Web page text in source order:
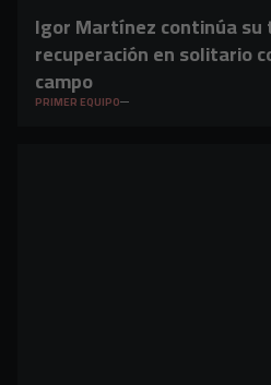
Igor Martínez continúa su
recuperación en solitario
campo
PRIMER EQUIPO